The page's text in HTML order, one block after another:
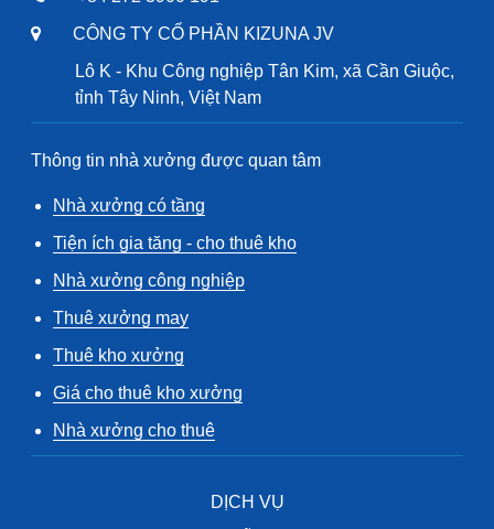
CÔNG TY CỔ PHẦN KIZUNA JV
Lô K - Khu Công nghiệp Tân Kim, xã Cần Giuộc,
tỉnh Tây Ninh, Việt Nam
Thông tin nhà xưởng được quan tâm
Nhà xưởng có tầng
Tiện ích gia tăng - cho thuê kho
Nhà xưởng công nghiệp
Thuê xưởng may
Thuê kho xưởng
Giá cho thuê kho xưởng
Nhà xưởng cho thuê
DỊCH VỤ